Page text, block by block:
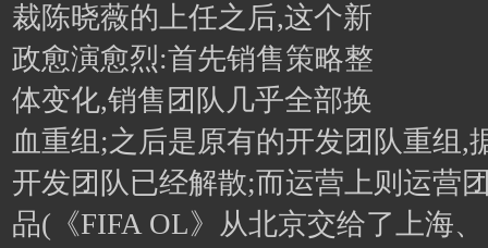
裁陈晓薇的上任之后,这个新
政愈演愈烈:首先销售策略整
体变化,销售团队几乎全部换
血重组;之后是原有的开发团队重组,
开发团队已经解散;而运营上则运营
品(《FIFA OL》从北京交给了上海